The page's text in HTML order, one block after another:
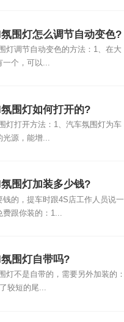
围灯怎么调节自动变色?
灯调节自动变色的方法：1、在大
一个，可以...
围灯如何打开的?
灯打开方法：1、汽车氛围灯为车
光源，能增...
围灯加装多少钱?
钱的，提车时跟4S店工作人员说一
跟你装的：1...
围灯自带吗?
灯不是自带的，需要另外加装的：
较短的尾...